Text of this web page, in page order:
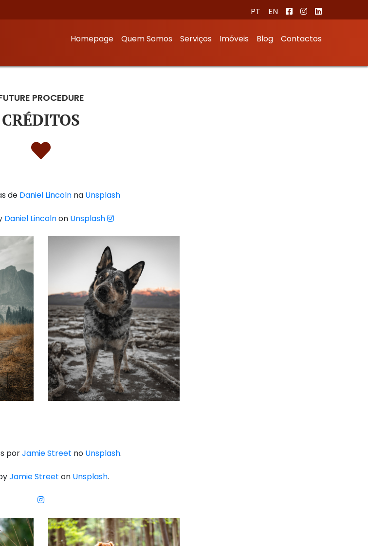
PT EN
Homepage Quem Somos Serviços Imóveis Blog Contactos
PROCEDURE
CRÉDITOS
de Daniel Lincolnna Unsplash
Daniel Lincolnon Unsplash
porJamie Street no Unsplash.
Jamie Street on Unsplash.